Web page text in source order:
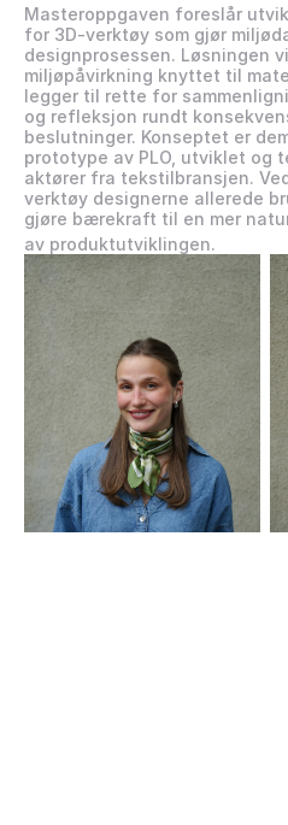
Masteroppgaven foreslår
for 3D-verktøy som gjør
designprosessen. Løsningen
miljøpåvirkning knyttet til
legger til rette for
og refleksjon rundt
beslutninger. Konseptet er
prototype av PLO, utviklet og
aktører fra tekstilbransjen.
verktøy designerne allerede
gjøre bærekraft til en mer
av produktutviklingen.